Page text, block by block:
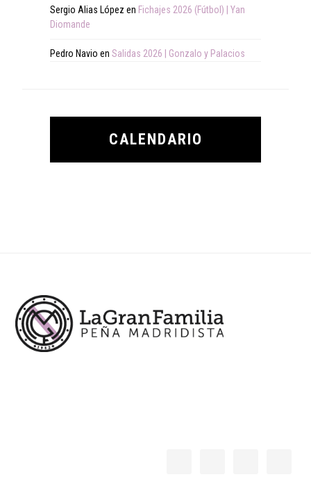
Sergio Alias López en Fichajes 2026 (Fútbol) | Yan
Diomande
Pedro Navio en Salidas 2026 | Gonzalo y Palacios
CALENDARIO